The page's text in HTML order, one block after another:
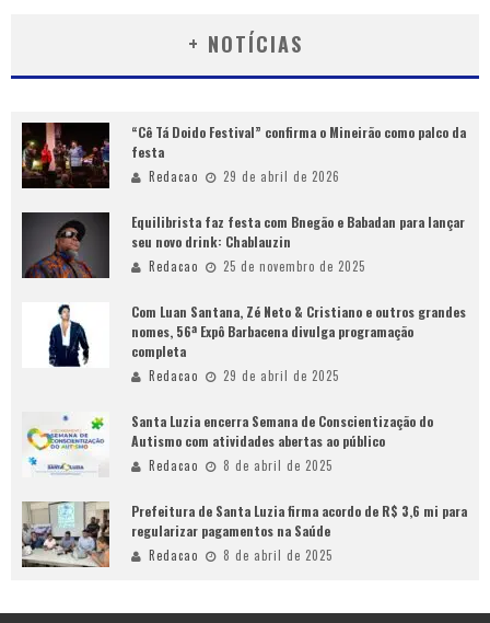
+ NOTÍCIAS
“Cê Tá Doido Festival” confirma o Mineirão como palco da
festa
Redacao 29 de abril de 2026
Equilibrista faz festa com Bnegão e Babadan para lançar
seu novo drink: Chablauzin
Redacao 25 de novembro de 2025
Com Luan Santana, Zé Neto & Cristiano e outros grandes
nomes, 56ª Expô Barbacena divulga programação
completa
Redacao 29 de abril de 2025
Santa Luzia encerra Semana de Conscientização do
Autismo com atividades abertas ao público
Redacao 8 de abril de 2025
Prefeitura de Santa Luzia firma acordo de R$ 3,6 mi para
regularizar pagamentos na Saúde
Redacao 8 de abril de 2025